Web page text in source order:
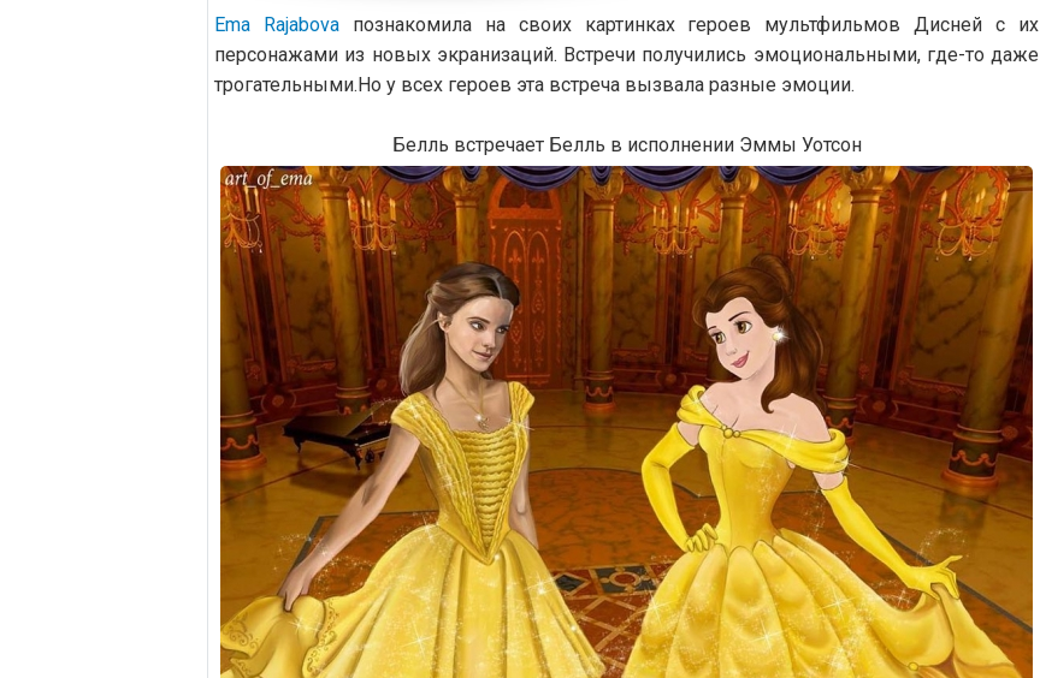
Ema Rajabovaпознакомила на своих картинках героев мультфильмов Дисней с их
персонажами из новых экранизаций. Встречи получились эмоциональными, где-то даже
трогательными.Но у всех героев эта встреча вызвала разные эмоции.
Белль встречает Белль в исполнении Эммы Уотсон